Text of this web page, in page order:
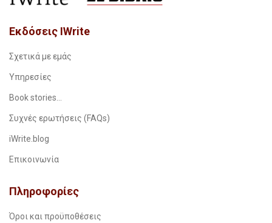
Εκδόσεις IWrite
Σχετικά με εμάς
Υπηρεσίες
Book stories…
Συχνές ερωτήσεις (FAQs)
iWrite.blog
Επικοινωνία
Πληροφορίες
Όροι και προϋποθέσεις